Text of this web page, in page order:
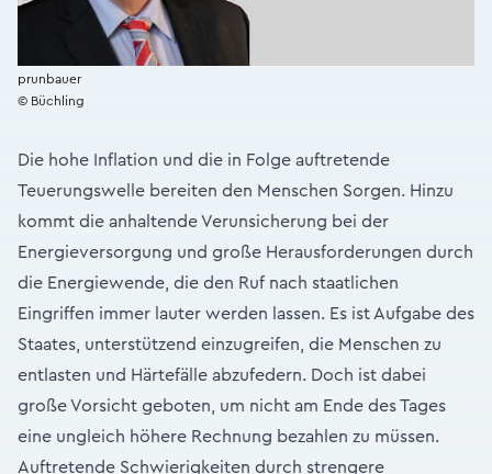
prunbauer
© Büchling
Die hohe Inflation und die in Folge auftretende
Teuerungswelle bereiten den Menschen Sorgen. Hinzu
kommt die anhaltende Verunsicherung bei der
Energieversorgung und große Herausforderungen durch
die Energiewende, die den Ruf nach staatlichen
Eingriffen immer lauter werden lassen. Es ist Aufgabe des
Staates, unterstützend einzugreifen, die Menschen zu
entlasten und Härtefälle abzufedern. Doch ist dabei
große Vorsicht geboten, um nicht am Ende des Tages
eine ungleich höhere Rechnung bezahlen zu müssen.
Auftretende Schwierigkeiten durch strengere